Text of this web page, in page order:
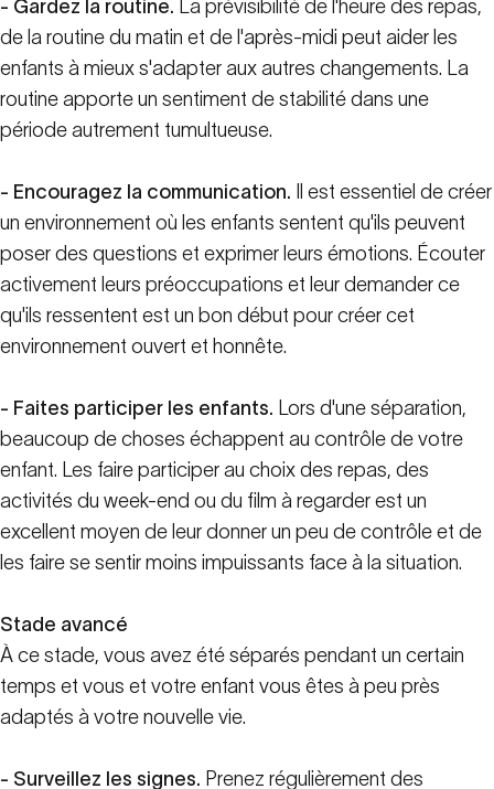
- Gardez la routine. La prévisibilité de l'heure des repas,
de la routine du matin et de l'après-midi peut aider les
enfants à mieux s'adapter aux autres changements. La
routine apporte un sentiment de stabilité dans une
période autrement tumultueuse.
- Encouragez la communication. Il est essentiel de créer
un environnement où les enfants sentent qu'ils peuvent
poser des questions et exprimer leurs émotions. Écouter
activement leurs préoccupations et leur demander ce
qu'ils ressentent est un bon début pour créer cet
environnement ouvert et honnête.
- Faites participer les enfants. Lors d'une séparation,
beaucoup de choses échappent au contrôle de votre
enfant. Les faire participer au choix des repas, des
activités du week-end ou du film à regarder est un
excellent moyen de leur donner un peu de contrôle et de
les faire se sentir moins impuissants face à la situation.
Stade avancé
À ce stade, vous avez été séparés pendant un certain
temps et vous et votre enfant vous êtes à peu près
adaptés à votre nouvelle vie.
- Surveillez les signes. Prenez régulièrement des